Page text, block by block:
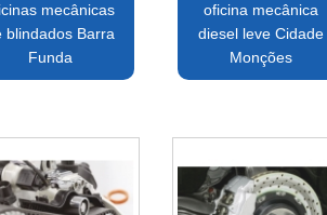
mecânicas
blindados Barra
Funda
oficina mecânica
diesel leve Cidade
Monções